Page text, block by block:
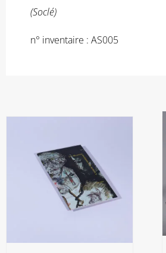
(Soclé)
n° inventaire : AS005